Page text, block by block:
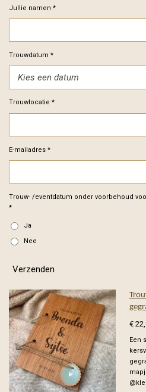
Jullie namen *
Trouwdatum *
Trouwlocatie *
E-mailadres *
Trouw- /eventdatum onder voorbehoud
*
Ja
Nee
Verzenden
€
Een